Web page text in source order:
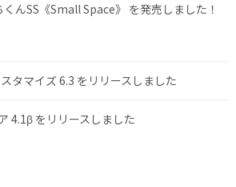
くんSS《Small Space》 を発売しました！
タマイズ 6.3 をリリースしました
4.1β をリリースしました